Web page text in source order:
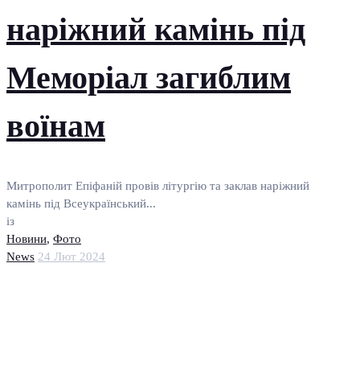
наріжний камінь під
Меморіал загиблим
воїнам
Митрополит Епіфаній провів літургію та заклав наріжний
камінь під Всеукраїнський...
із
Новини, Фото
News 24 Лют 2024